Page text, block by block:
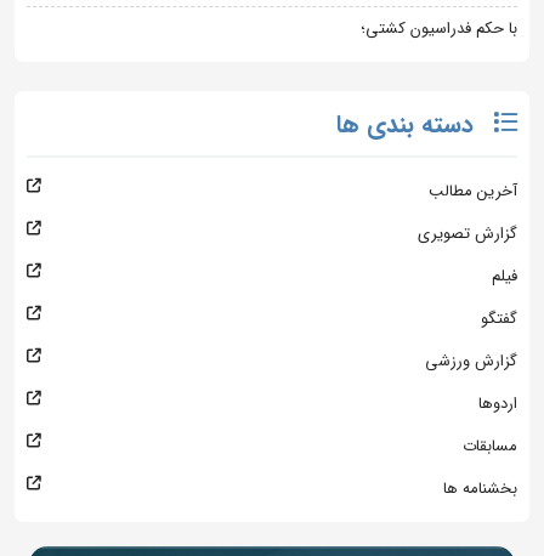
با حکم فدراسیون کشتی؛
دسته بندی ها
آخرین مطالب
گزارش تصویری
فیلم
گفتگو
گزارش ورزشی
اردوها
مسابقات
بخشنامه ها